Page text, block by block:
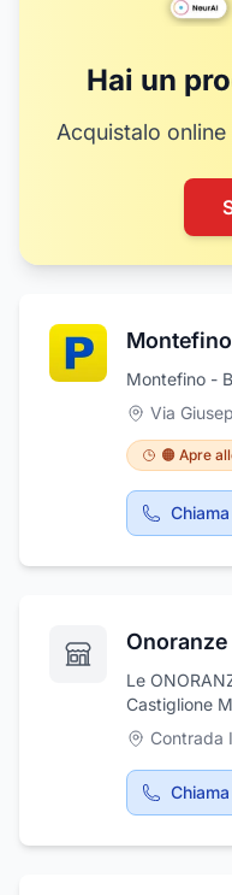
Hai un
Acquistalo
Montefino
Montefino -
Via
🟠 Apre
Chiama
Le
Castiglione
50 anni di
offrire un
ogni punto
offre
vestizioni e
Contrada
Chiama